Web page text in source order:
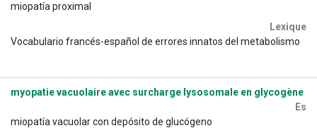
miopatía proximal
Lexique
Vocabulario francés-español de errores innatos del metabolismo
myopatie vacuolaire avec surcharge lysosomale en glycogène
Es
miopatía vacuolar con depósito de glucógeno